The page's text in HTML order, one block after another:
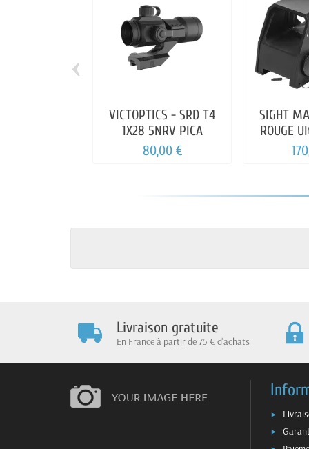
VICTOPTICS - SRD T4
1X28 5NRV PICA
80,00 €
SIGHT
ROUGE
‹
Livraison gratuite
En France à partir de 75 € d'achats